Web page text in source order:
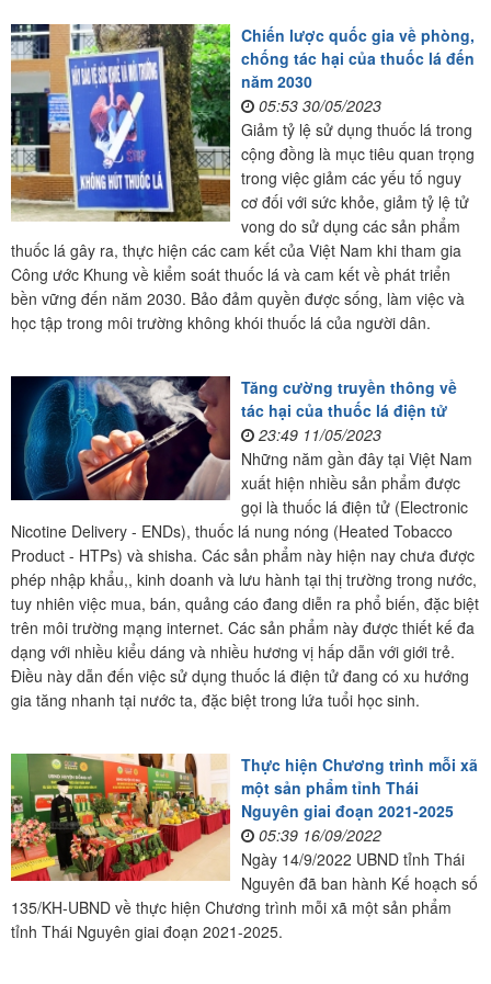
Chiến lược quốc gia về phòng,
chống tác hại của thuốc lá đến
năm 2030
05:53 30/05/2023
Giảm tỷ lệ sử dụng thuốc lá trong
cộng đồng là mục tiêu quan trọng
trong việc giảm các yếu tố nguy
cơ đối với sức khỏe, giảm tỷ lệ tử
vong do sử dụng các sản phẩm
thuốc lá gây ra, thực hiện các cam kết của Việt Nam khi tham gia
Công ước Khung về kiểm soát thuốc lá và cam kết về phát triển
bền vững đến năm 2030. Bảo đảm quyền được sống, làm việc và
học tập trong môi trường không khói thuốc lá của người dân.
Tăng cường truyền thông về
tác hại của thuốc lá điện tử
23:49 11/05/2023
Những năm gần đây tại Việt Nam
xuất hiện nhiều sản phẩm được
gọi là thuốc lá điện tử (Electronic
Nicotine Delivery - ENDs), thuốc lá nung nóng (Heated Tobacco
Product - HTPs) và shisha. Các sản phẩm này hiện nay chưa được
phép nhập khẩu,, kinh doanh và lưu hành tại thị trường trong nước,
tuy nhiên việc mua, bán, quảng cáo đang diễn ra phổ biến, đặc biệt
trên môi trường mạng internet. Các sản phẩm này được thiết kế đa
dạng với nhiều kiểu dáng và nhiều hương vị hấp dẫn với giới trẻ.
Điều này dẫn đến việc sử dụng thuốc lá điện tử đang có xu hướng
gia tăng nhanh tại nước ta, đặc biệt trong lứa tuổi học sinh.
Thực hiện Chương trình mỗi xã
một sản phẩm tỉnh Thái
Nguyên giai đoạn 2021-2025
05:39 16/09/2022
Ngày 14/9/2022 UBND tỉnh Thái
Nguyên đã ban hành Kế hoạch số
135/KH-UBND về thực hiện Chương trình mỗi xã một sản phẩm
tỉnh Thái Nguyên giai đoạn 2021-2025.